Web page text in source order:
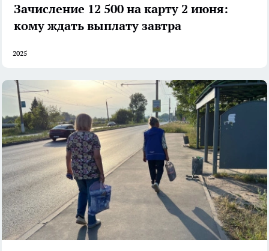
Зачисление 12 500 на карту 2 июня:
кому ждать выплату завтра
2025